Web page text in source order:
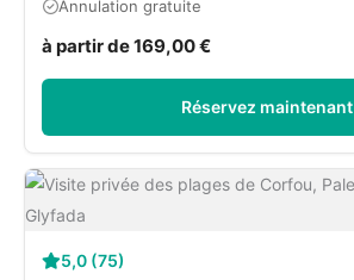
Annulation gratuite
à partir de 169,00 €
Réservez maintenant
5,0 (75)